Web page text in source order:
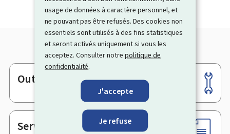
usage de données à caractère personnel, et
ne pouvant pas être refusés. Des cookies non
essentiels sont utilisés à des fins statistiques
et seront activés uniquement si vous les
acceptez. Consulter notrepolitique de
confidentialité.
J'accepte
Je refuse
Pied
de
page
Outils
Services en ligne & Formulaires